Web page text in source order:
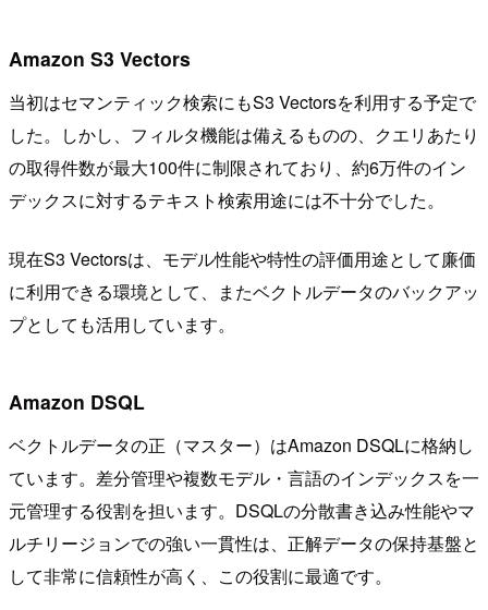
Amazon S3 Vectors
当初はセマンティック検索にもS3 Vectorsを利用する予定で
した。しかし、フィルタ機能は備えるものの、クエリあたり
の取得件数が最大100件に制限されており、約6万件のイン
デックスに対するテキスト検索用途には不十分でした。
現在S3 Vectorsは、モデル性能や特性の評価用途として廉価
に利用できる環境として、またベクトルデータのバックアッ
プとしても活用しています。
Amazon DSQL
ベクトルデータの正（マスター）はAmazon DSQLに格納し
ています。差分管理や複数モデル・言語のインデックスを一
元管理する役割を担います。DSQLの分散書き込み性能やマ
ルチリージョンでの強い一貫性は、正解データの保持基盤と
して非常に信頼性が高く、この役割に最適です。